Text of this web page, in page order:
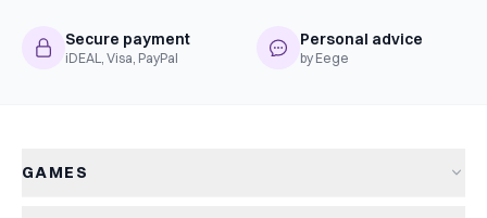
Secure payment
iDEAL, Visa, PayPal
Personal advice
by Eege
GAMES